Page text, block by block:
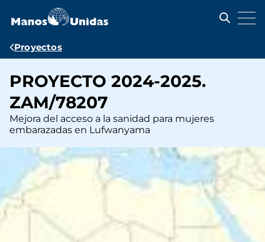
contenido
Ruta
navegación
Proyectos
PROYECTO 2024-2025.
ZAM/78207
Mejora del acceso a la sanidad para mujeres
embarazadas en Lufwanyama